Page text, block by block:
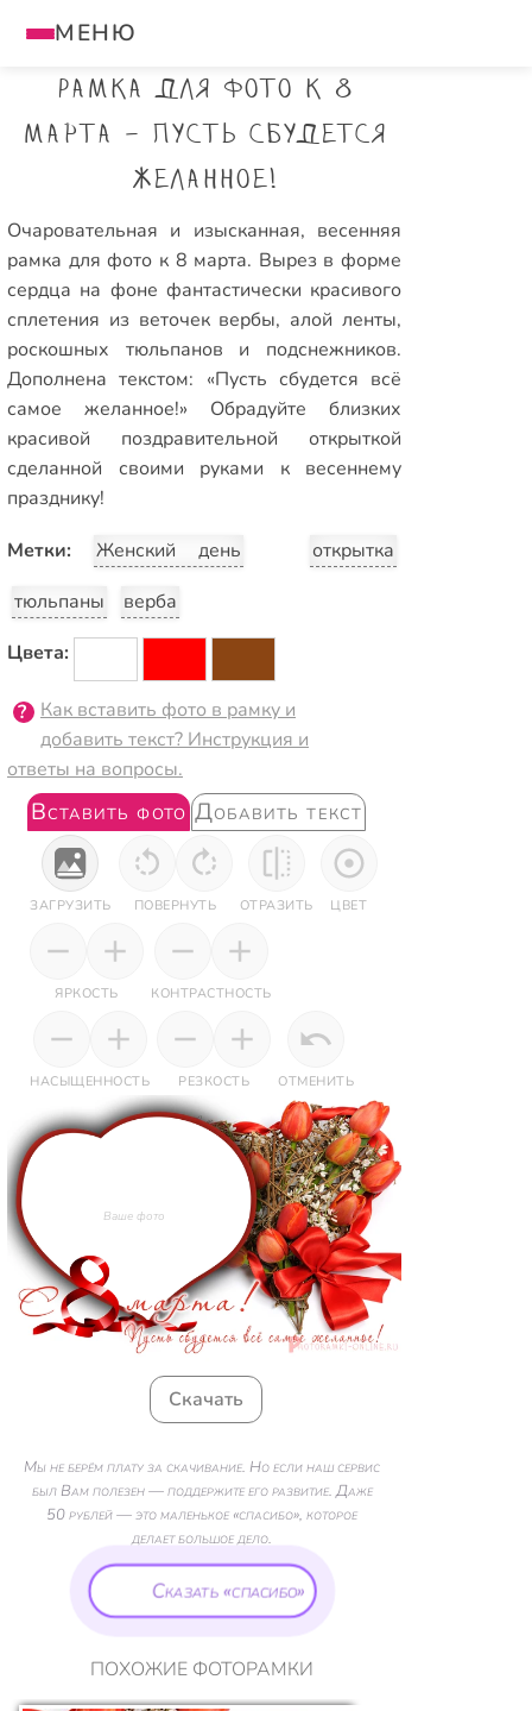
МЕНЮ
Рамка для фото к 8
марта - Пусть сбудется
желанное!
Очаровательная и изысканная, весенняя
рамка для фото к 8 марта. Вырез в форме
сердца на фоне фантастически красивого
сплетения из веточек вербы, алой ленты,
роскошных тюльпанов и подснежников.
Дополнена текстом: «Пусть сбудется всё
самое желанное!» Обрадуйте близких
красивой поздравительной открыткой
сделанной своими руками к весеннему
празднику!
Метки:
Женский день
открытка
тюльпаны
верба
Цвета:
Как вставить фото в рамку и
добавить текст? Инструкция и
ответы на вопросы.
Вставить фото Добавить текст
ЗАГРУЗИТЬ ПОВЕРНУТЬ ОТРАЗИТЬ ЦВЕТ
ЯРКОСТЬ КОНТРАСТНОСТЬ
НАСЫЩЕННОСТЬ РЕЗКОСТЬ ОТМЕНИТЬ
Ваше фото
Скачать
Мы не берём плату за скачивание. Но если наш сервис
был Вам полезен — поддержите его развитие. Даже
50 рублей — это маленькое «спасибо», которое
делает большое дело.
Сказать «спасибо»
ПОХОЖИЕ ФОТОРАМКИ